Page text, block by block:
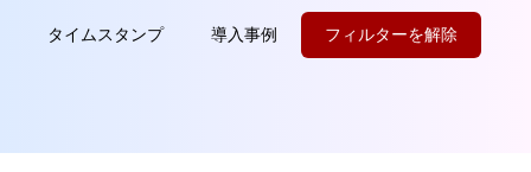
タイムスタンプ 導入事例 フィルターを解除